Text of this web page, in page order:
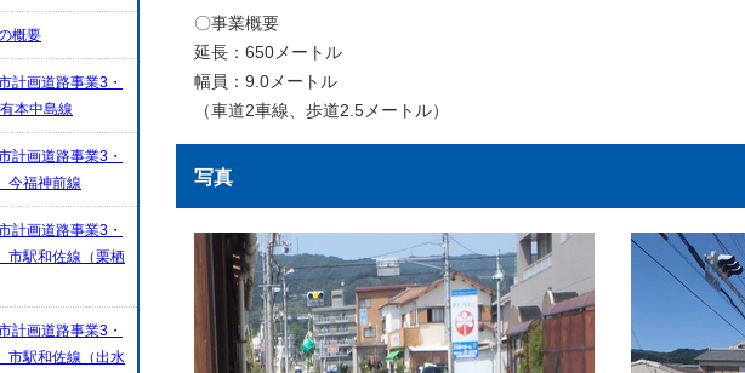
〇事業概要
延長：650メートル
幅員：9.0メートル
（車道2車線、歩道2.5メートル）
写真
概要
計画道路事業3・
本中島線
計画道路事業3・
福神前線
計画道路事業3・
駅和佐線（栗栖
計画道路事業3・
駅和佐線（出水